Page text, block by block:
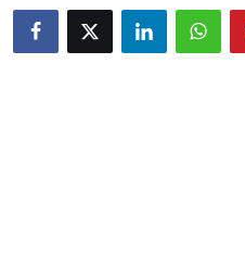
Liên Hệ